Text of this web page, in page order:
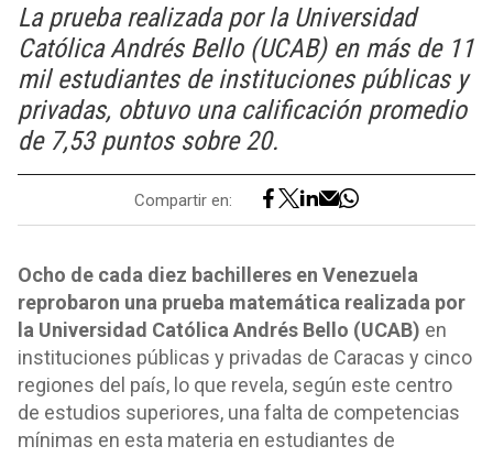
La prueba realizada por la Universidad
Católica Andrés Bello (UCAB) en más de 11
mil estudiantes de instituciones públicas y
privadas, obtuvo una calificación promedio
de 7,53 puntos sobre 20.
Compartir en:
Ocho de cada diez bachilleres en Venezuela
reprobaron una prueba matemática realizada por
la Universidad Católica Andrés Bello (UCAB) en
instituciones públicas y privadas de Caracas y cinco
regiones del país, lo que revela, según este centro
de estudios superiores, una falta de competencias
mínimas en esta materia en estudiantes de